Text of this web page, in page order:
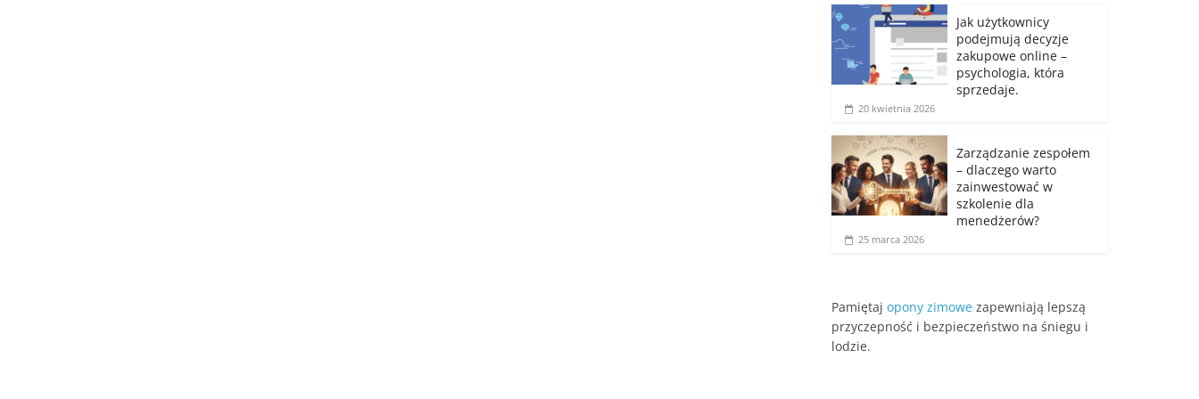
Jak użytkownicy
podejmują decyzje
zakupowe online –
psychologia, która
sprzedaje.
20 kwietnia 2026
Zarządzanie zespołem
– dlaczego warto
zainwestować w
szkolenie dla
menedżerów?
25 marca 2026
Pamiętaj opony zimowe zapewniają lepszą
przyczepność i bezpieczeństwo na śniegu i
lodzie.